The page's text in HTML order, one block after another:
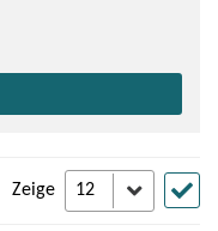
Zeige